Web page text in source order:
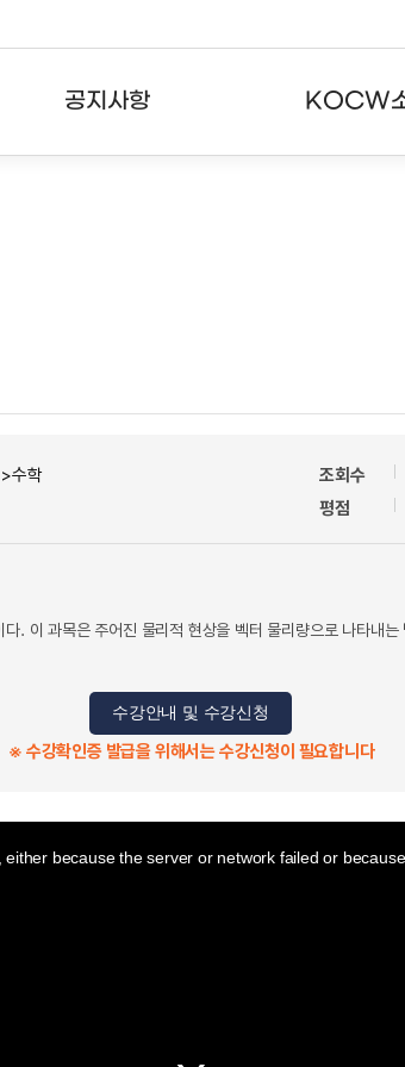
공지사항 KOCW
수학
조회수
평점
. 이 과목은 주어진 물리적 현상을 벡터 물리량으로 나타내
수강안내 및 수강신청
※ 수강확인증 발급을 위해서는 수강신청이 필요합니다
because the server or network failed or